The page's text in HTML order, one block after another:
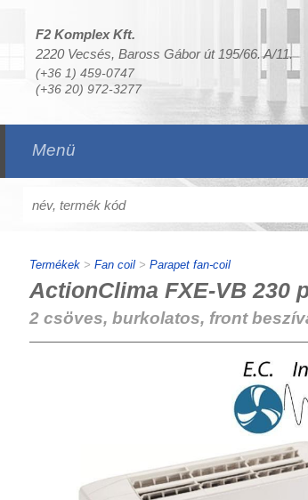
F2 Komplex Kft.
2220 Vecsés, Baross Gábor út 195/66. A/11.
(+36 1) 459-0747
(+36 20) 972-3277
Menü
Termékek> Fan coil> Parapet fan-coil
ActionClima FXE-VB 230
2 csöves, burkolatos, front